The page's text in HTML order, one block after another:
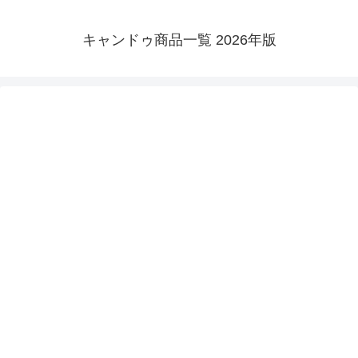
キャンドゥ商品一覧 2026年版